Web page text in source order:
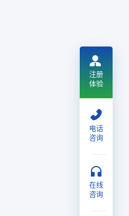
注册
体验
电话
咨询
在线
咨询